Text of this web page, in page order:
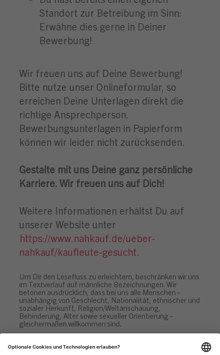
Standort zur Betreibung im Sinn:
Erwähne dies gerne in Deiner
Bewerbung!
Wir freuen uns auf Deine Bewerbung!
Bitte nutze unser Onlineformular, so
erreichen Deine Unterlagen direkt die
richtige Ansprechperson.
Bewerbungsunterlagen in Papierform
können wir leider nicht zurücksenden.
Gestalte mit uns Deine ganz persönliche
Karriere. Wir freuen uns auf Dich!
Weitere Informationen erhältst Du auf
unserer Website unter
https://www.nahkauf.de/ueber-
nahkauf/kaufleute-gesucht.
Um Dir den Lesefluss zu erleichtern, beschränken wir uns
im Textverlauf auf männliche Bezeichnungen. Wir
betonen ausdrücklich, dass bei uns alle Menschen -
unabhängig von Geschlecht, Nationalität, ethnischer und
sozialer Herkunft, Religion/Weltanschauung,
Behinderung, Alter sowie sexueller Orientierung -
gleichermaßen willkommen sind.